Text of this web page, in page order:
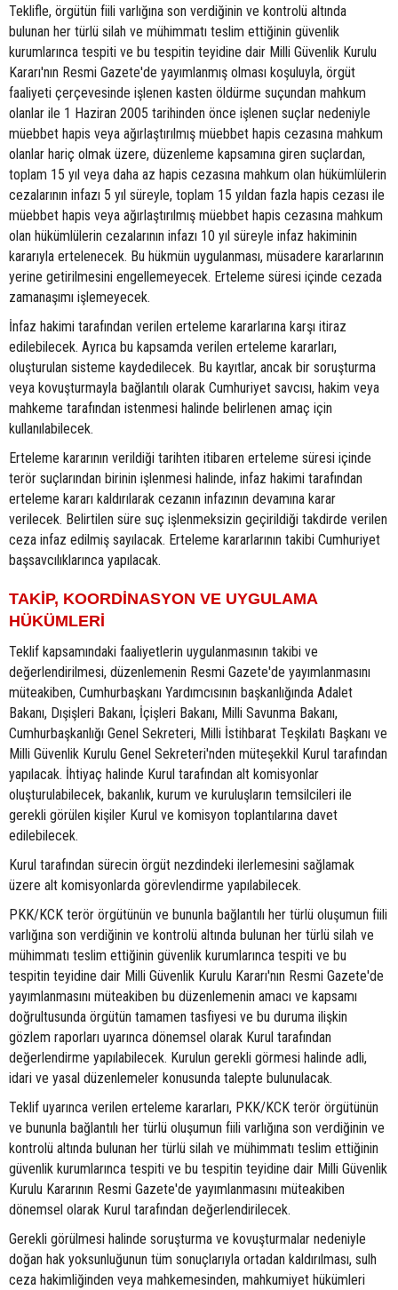
Teklifle, örgütün fiili varlığına son verdiğinin ve kontrolü altında
bulunan her türlü silah ve mühimmatı teslim ettiğinin güvenlik
kurumlarınca tespiti ve bu tespitin teyidine dair Milli Güvenlik Kurulu
Kararı'nın Resmi Gazete'de yayımlanmış olması koşuluyla, örgüt
faaliyeti çerçevesinde işlenen kasten öldürme suçundan mahkum
olanlar ile 1 Haziran 2005 tarihinden önce işlenen suçlar nedeniyle
müebbet hapis veya ağırlaştırılmış müebbet hapis cezasına mahkum
olanlar hariç olmak üzere, düzenleme kapsamına giren suçlardan,
toplam 15 yıl veya daha az hapis cezasına mahkum olan hükümlülerin
cezalarının infazı 5 yıl süreyle, toplam 15 yıldan fazla hapis cezası ile
müebbet hapis veya ağırlaştırılmış müebbet hapis cezasına mahkum
olan hükümlülerin cezalarının infazı 10 yıl süreyle infaz hakiminin
kararıyla ertelenecek. Bu hükmün uygulanması, müsadere kararlarının
yerine getirilmesini engellemeyecek. Erteleme süresi içinde cezada
zamanaşımı işlemeyecek.
İnfaz hakimi tarafından verilen erteleme kararlarına karşı itiraz
edilebilecek. Ayrıca bu kapsamda verilen erteleme kararları,
oluşturulan sisteme kaydedilecek. Bu kayıtlar, ancak bir soruşturma
veya kovuşturmayla bağlantılı olarak Cumhuriyet savcısı, hakim veya
mahkeme tarafından istenmesi halinde belirlenen amaç için
kullanılabilecek.
Erteleme kararının verildiği tarihten itibaren erteleme süresi içinde
terör suçlarından birinin işlenmesi halinde, infaz hakimi tarafından
erteleme kararı kaldırılarak cezanın infazının devamına karar
verilecek. Belirtilen süre suç işlenmeksizin geçirildiği takdirde verilen
ceza infaz edilmiş sayılacak. Erteleme kararlarının takibi Cumhuriyet
başsavcılıklarınca yapılacak.
TAKİP, KOORDİNASYON VE UYGULAMA
HÜKÜMLERİ
Teklif kapsamındaki faaliyetlerin uygulanmasının takibi ve
değerlendirilmesi, düzenlemenin Resmi Gazete'de yayımlanmasını
müteakiben, Cumhurbaşkanı Yardımcısının başkanlığında Adalet
Bakanı, Dışişleri Bakanı, İçişleri Bakanı, Milli Savunma Bakanı,
Cumhurbaşkanlığı Genel Sekreteri, Milli İstihbarat Teşkilatı Başkanı ve
Milli Güvenlik Kurulu Genel Sekreteri'nden müteşekkil Kurul tarafından
yapılacak. İhtiyaç halinde Kurul tarafından alt komisyonlar
oluşturulabilecek, bakanlık, kurum ve kuruluşların temsilcileri ile
gerekli görülen kişiler Kurul ve komisyon toplantılarına davet
edilebilecek.
Kurul tarafından sürecin örgüt nezdindeki ilerlemesini sağlamak
üzere alt komisyonlarda görevlendirme yapılabilecek.
PKK/KCK terör örgütünün ve bununla bağlantılı her türlü oluşumun fiili
varlığına son verdiğinin ve kontrolü altında bulunan her türlü silah ve
mühimmatı teslim ettiğinin güvenlik kurumlarınca tespiti ve bu
tespitin teyidine dair Milli Güvenlik Kurulu Kararı'nın Resmi Gazete'de
yayımlanmasını müteakiben bu düzenlemenin amacı ve kapsamı
doğrultusunda örgütün tamamen tasfiyesi ve bu duruma ilişkin
gözlem raporları uyarınca dönemsel olarak Kurul tarafından
değerlendirme yapılabilecek. Kurulun gerekli görmesi halinde adli,
idari ve yasal düzenlemeler konusunda talepte bulunulacak.
Teklif uyarınca verilen erteleme kararları, PKK/KCK terör örgütünün
ve bununla bağlantılı her türlü oluşumun fiili varlığına son verdiğinin ve
kontrolü altında bulunan her türlü silah ve mühimmatı teslim ettiğinin
güvenlik kurumlarınca tespiti ve bu tespitin teyidine dair Milli Güvenlik
Kurulu Kararının Resmi Gazete'de yayımlanmasını müteakiben
dönemsel olarak Kurul tarafından değerlendirilecek.
Gerekli görülmesi halinde soruşturma ve kovuşturmalar nedeniyle
doğan hak yoksunluğunun tüm sonuçlarıyla ortadan kaldırılması, sulh
ceza hakimliğinden veya mahkemesinden, mahkumiyet hükümleri